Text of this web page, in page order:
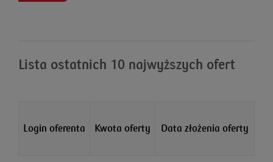
Lista ostatnich 10 najwyższych ofert
Login oferenta Kwota oferty Data złożenia oferty